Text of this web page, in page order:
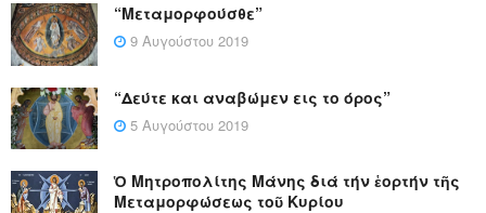
“Μεταμορφούσθε”
9 Αυγούστου 2019
“Δεύτε και αναβώμεν εις το όρος”
5 Αυγούστου 2019
Ὁ Μητροπολίτης Μάνης διά τήν ἑορτήν τῆς
Μεταμορφώσεως τοῦ Κυρίου